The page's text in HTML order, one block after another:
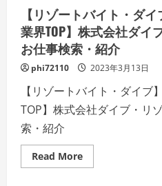
【リゾートバイト・ダイ
業界TOP】株式会社ダイ
お仕事検索・紹介
phi72110 2023年3月13日
【リゾートバイト・ダイブ
TOP】株式会社ダイブ・リ
索・紹介
Read MoreRead
more